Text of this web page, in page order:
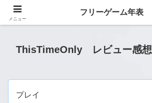
フリーゲーム年表
ThisTimeOnly レビュー感想
プレイ
メニュー
フリーゲーム年表